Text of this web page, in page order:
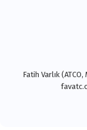
Fatih Varlık